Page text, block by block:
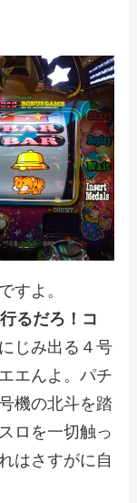
すよ。
るだろ！コ
じみ出る４号
エんよ。パチ
機の北斗を踏
ロを一切触っ
はさすがに自